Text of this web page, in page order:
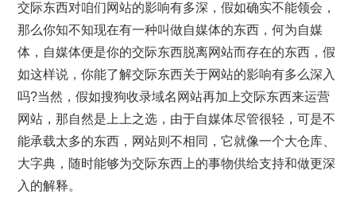
交际东西对咱们网站的影响有多深，假如确实不能领会，
那么你知不知现在有一种叫做自媒体的东西，何为自媒
体，自媒体便是你的交际东西脱离网站而存在的东西，假
如这样说，你能了解交际东西关于网站的影响有多么深入
吗?当然，假如搜狗收录域名网站再加上交际东西来运营
网站，那自然是上上之选，由于自媒体尽管很轻，可是不
能承载太多的东西，网站则不相同，它就像一个大仓库、
大字典，随时能够为交际东西上的事物供给支持和做更深
入的解释。